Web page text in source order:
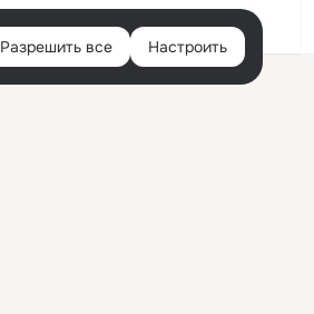
Войти
Разрешить все Настроить